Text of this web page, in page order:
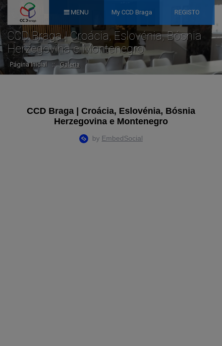
MENU My CCD Braga REGISTO
CCD Braga | Croácia, Eslovénia, Bósnia
Herzegovina e Montenegro
Página Inicial :: Galeria